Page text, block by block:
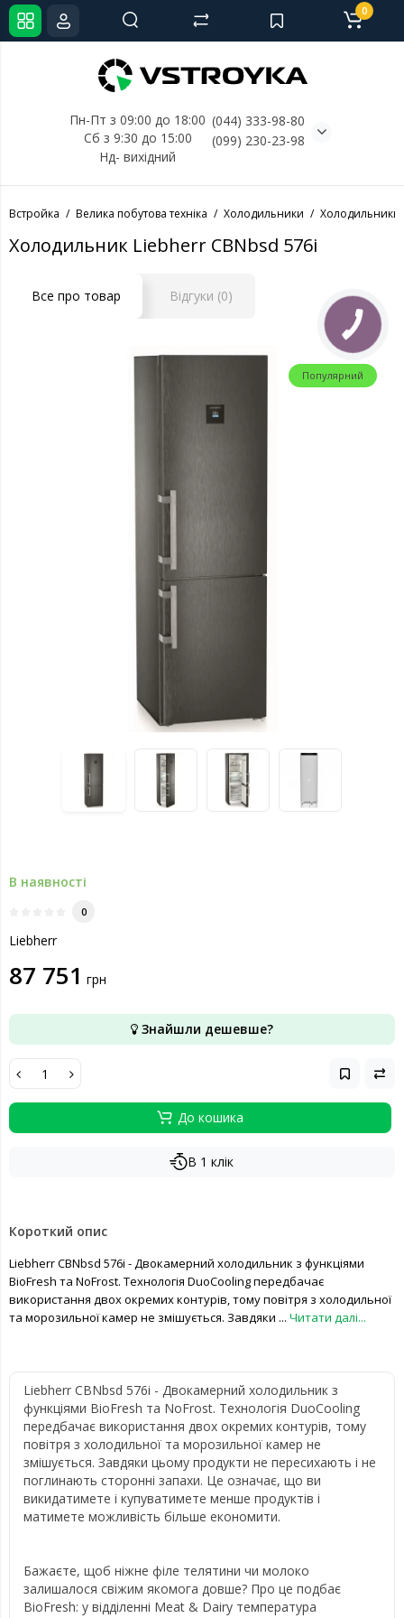
Пн-Пт з 09:00 до 18:00
Сб з 9:30 до 15:00
Нд- вихідний
(044) 333-98-80
(099) 230-23-98
0
Встройка Велика побутова техніка Холодильники Холодильники
Холодильник Liebherr CBNbsd 576i
Все про товар Відгуки (0)
Популярний
В наявності
0
Liebherr
87 751 грн
Знайшли дешевше?
До кошика
В 1 клік
Короткий опис
Liebherr CBNbsd 576i - Двокамерний холодильник з функціями
BioFresh та NoFrost. Технологія DuoCooling передбачає
використання двох окремих контурів, тому повітря з холодильної
та морозильної камер не змішується. Завдяки ... Читати далі...
Liebherr CBNbsd 576i - Двокамерний холодильник з
функціями BioFresh та NoFrost. Технологія DuoCooling
передбачає використання двох окремих контурів, тому
повітря з холодильної та морозильної камер не
змішується. Завдяки цьому продукти не пересихають і не
поглинають сторонні запахи. Це означає, що ви
викидатимете і купуватимете менше продуктів і
матимете можливість більше економити.
Бажаєте, щоб ніжне філе телятини чи молоко
залишалося свіжим якомога довше? Про це подбає
BioFresh: у відділенні Meat & Dairy температура